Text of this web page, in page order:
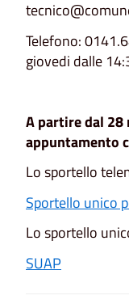
Telefono:
giovedi dalle
A partire dal
appuntamento
Lo sportello
Sportello unico
Lo sportello
SUAP